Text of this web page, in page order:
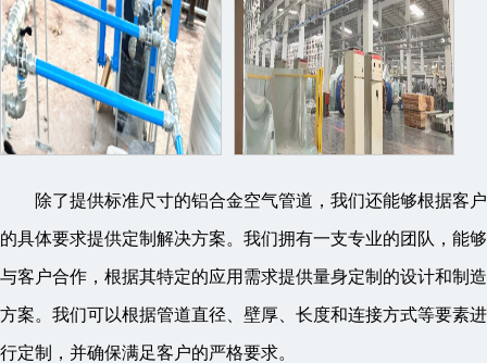
除了提供标准尺寸的铝合金空气管道，我们还能够根据客户
的具体要求提供定制解决方案。我们拥有一支专业的团队，能够
与客户合作，根据其特定的应用需求提供量身定制的设计和制造
方案。我们可以根据管道直径、壁厚、长度和连接方式等要素进
行定制，并确保满足客户的严格要求。